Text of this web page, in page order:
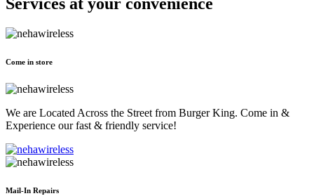
Come in store
We are Located Across the Street from Burger King. Come in &
Experience our fast & friendly service!
Mail-In Repairs